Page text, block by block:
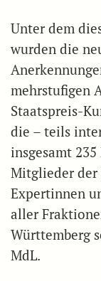
Unter dem
wurden die
mehrstufigen
Staatspreis-
die – teils
insgesamt
Mitglieder der
Expertinnen
aller
Württemberg
MdL.